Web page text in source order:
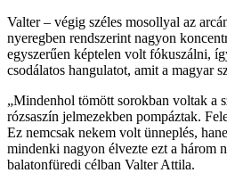
Valter – végig széles mosollyal az
nyeregben rendszerint nagyon
egyszerűen képtelen volt fókuszálni,
csodálatos hangulatot, amit a magyar
Mindenhol tömött sorokban voltak a
rózsaszín jelmezekben pompáztak.
Ez nemcsak nekem volt ünneplés,
mindenki nagyon élvezte ezt a három
balatonfüredi célban Valter Attila.